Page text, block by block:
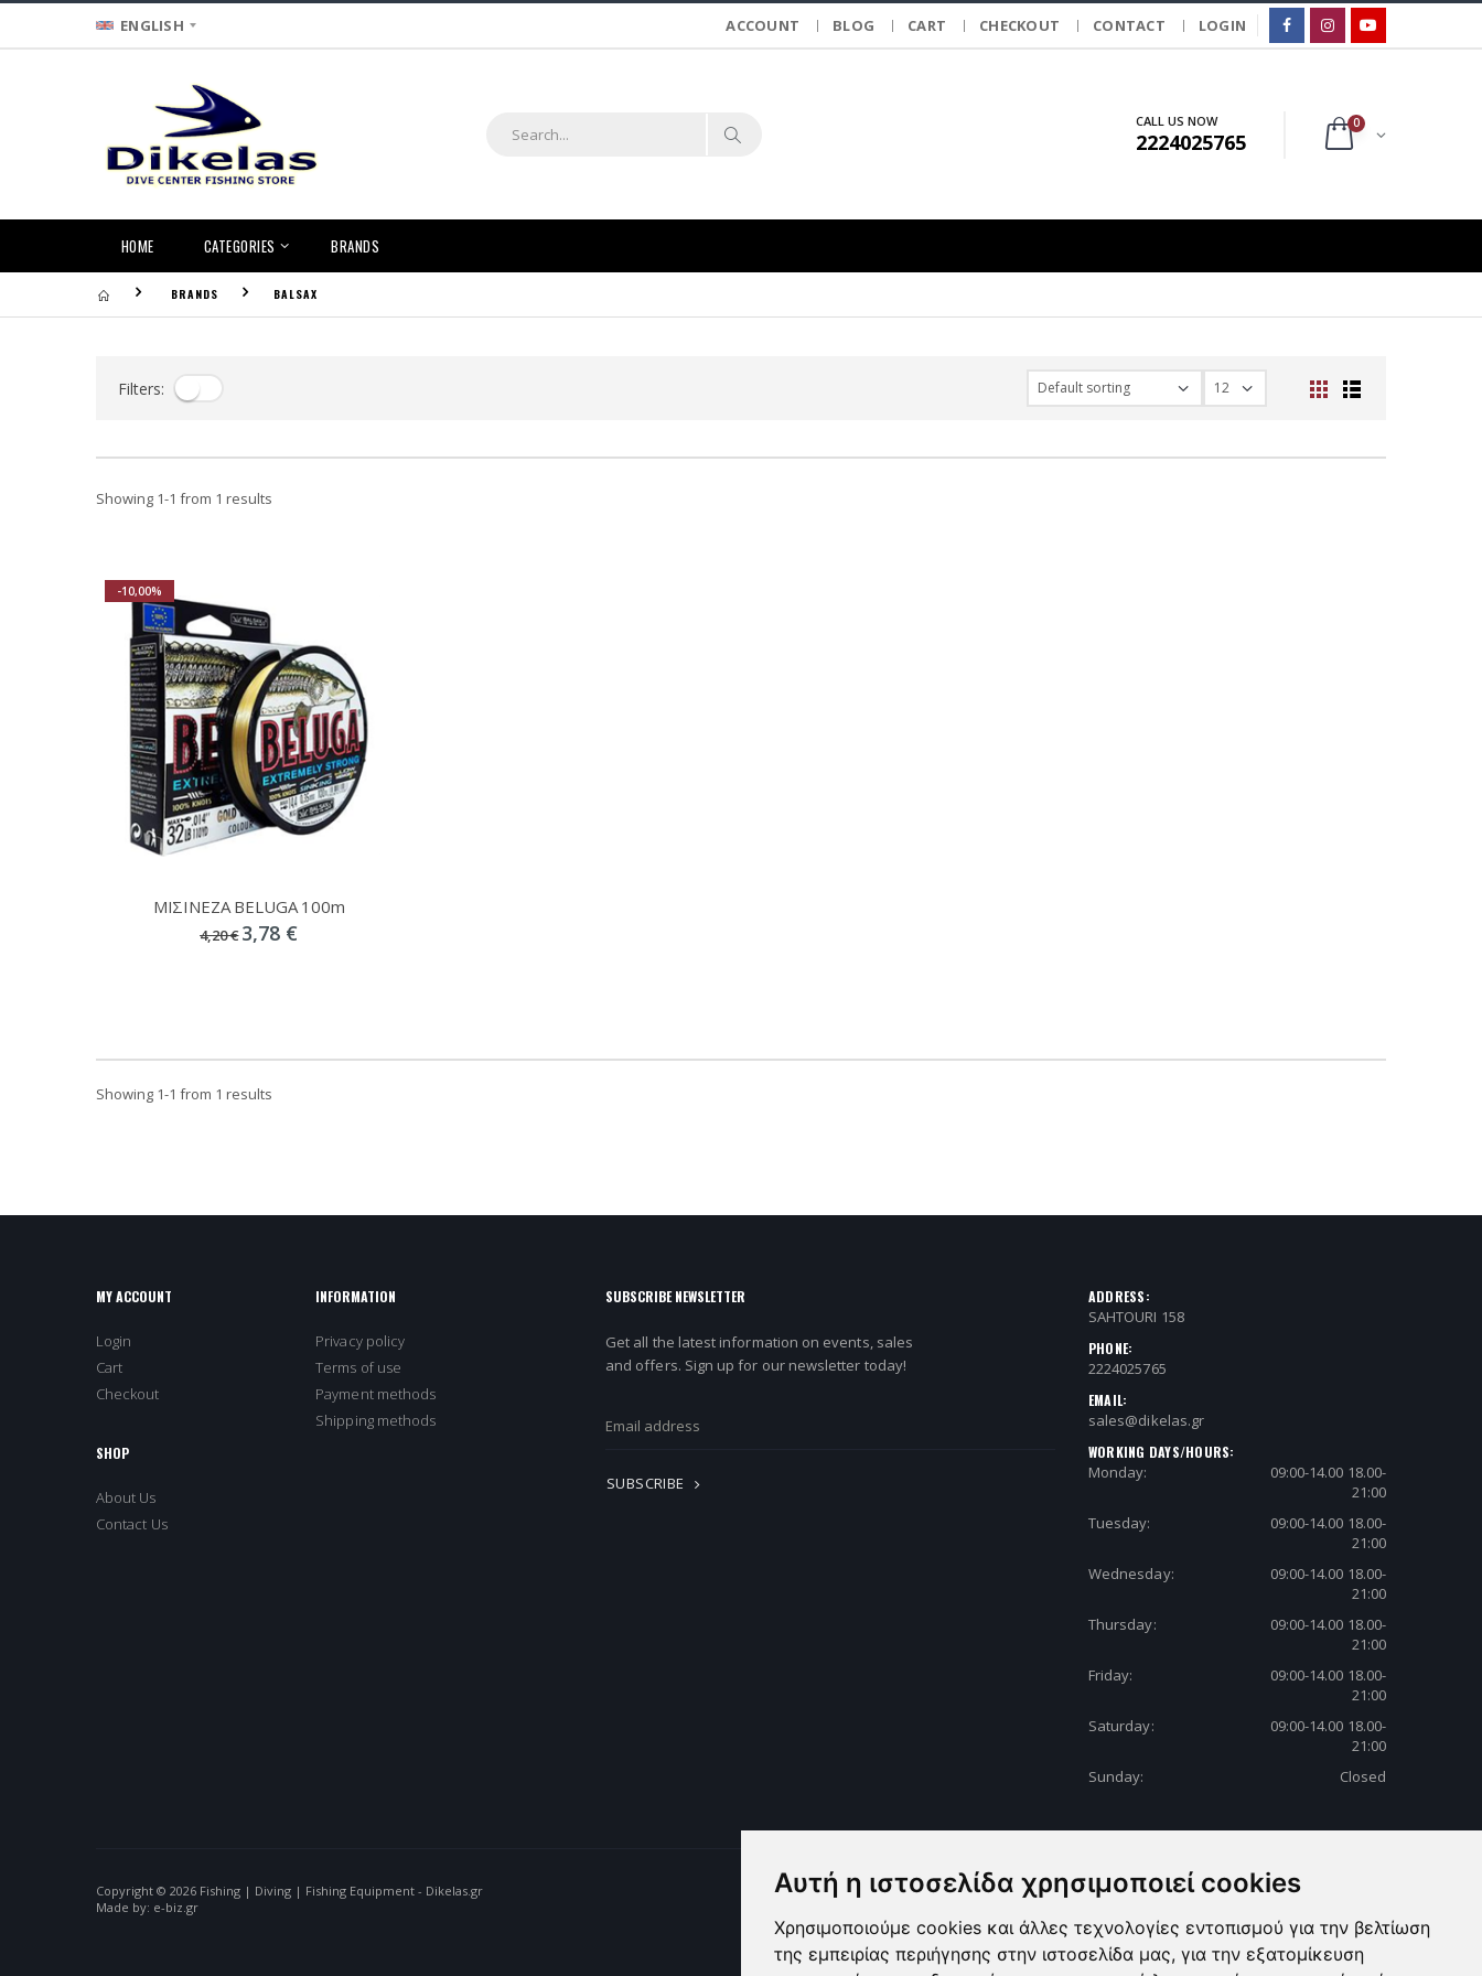
Αυτή η ιστοσελίδα χρησιμοποιεί cookies
Χρησιμοποιούμε cookies και άλλες τεχνολογίες εντοπισμού για την βελτίωση
της εμπειρίας περιήγησης στην ιστοσελίδα μας, για την εξατομίκευση
ENGLISH ACCOUNT BLOG CART CHECKOUT CONTACT LOGIN
CALL US NOW
2224025765
0
HOME CATEGORIES BRANDS
BRANDS BALSAX
Filters:
Showing 1-1 from 1 results
-10,00%
ΜΙΣΙΝΕΖΑ BELUGA 100m
4,20 €3,78 €
Showing 1-1 from 1 results
MY ACCOUNT
Login
Cart
Checkout
SHOP
About Us
Contact Us
INFORMATION
Privacy policy
Terms of use
Payment methods
Shipping methods
SUBSCRIBE NEWSLETTER
Get all the latest information on events, sales
and offers. Sign up for our newsletter today!
SUBSCRIBE
ADDRESS:
SAHTOURI 158
PHONE:
2224025765
EMAIL:
sales@dikelas.gr
WORKING DAYS/HOURS:
Monday:
09:00-14.00 18.00-
21:00
Tuesday:
09:00-14.00 18.00-
21:00
Wednesday:
09:00-14.00 18.00-
21:00
Thursday:
09:00-14.00 18.00-
21:00
Friday:
09:00-14.00 18.00-
21:00
Saturday:
09:00-14.00 18.00-
21:00
Sunday:
Closed
Copyright © 2026 Fishing | Diving | Fishing Equipment - Dikelas.gr
Made by: e-biz.gr